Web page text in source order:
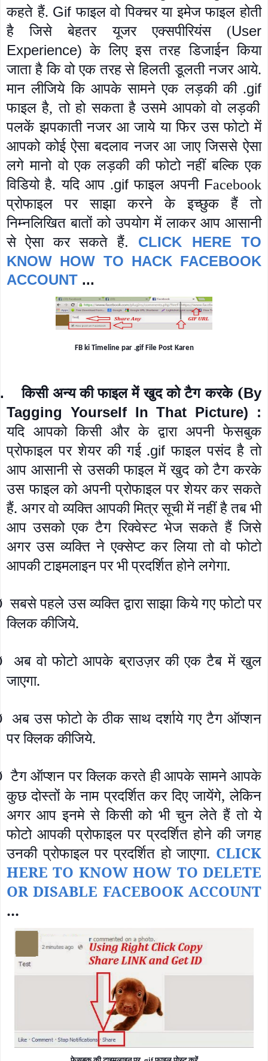
कहते हैं. Gif फाइल वो पिक्चर या इमेज फाइल होती
है जिसे बेहतर यूजर एक्सपीरियंस (User
Experience) के लिए इस तरह डिजाईन किया
जाता है कि वो एक तरह से हिलती डूलती नजर आये.
मान लीजिये कि आपके सामने एक लड़की की .gif
फाइल है, तो हो सकता है उसमे आपको वो लड़की
पलकें झपकाती नजर आ जाये या फिर उस फोटो में
आपको कोई ऐसा बदलाव नजर आ जाए जिससे ऐसा
लगे मानो वो एक लड़की की फोटो नहीं बल्कि एक
विडियो है. यदि आप .gif फाइल अपनी Facebook
प्रोफाइल पर साझा करने के इच्छुक हैं तो
निम्नलिखित बातों को उपयोग में लाकर आप आसानी
से ऐसा कर सकते हैं. CLICK HERE TO
KNOW HOW TO HACK FACEBOOK
ACCOUNT ...
FB ki Timeline par .gif File Post Karen
किसी अन्य की फाइल में खुद को टैग करके (By
Tagging Yourself In That Picture) :
यदि आपको किसी और के द्वारा अपनी फेसबुक
प्रोफाइल पर शेयर की गई .gif फाइल पसंद है तो
आप आसानी से उसकी फाइल में खुद को टैग करके
उस फाइल को अपनी प्रोफाइल पर शेयर कर सकते
हैं. अगर वो व्यक्ति आपकी मित्र सूची में नहीं है तब भी
आप उसको एक टैग रिक्वेस्ट भेज सकते हैं जिसे
अगर उस व्यक्ति ने एक्सेप्ट कर लिया तो वो फोटो
आपकी टाइमलाइन पर भी प्रदर्शित होने लगेगा.
सबसे पहले उस व्यक्ति द्वारा साझा किये गए फोटो पर
क्लिक कीजिये.
अब वो फोटो आपके ब्राउज़र की एक टैब में खुल
जाएगा.
अब उस फोटो के ठीक साथ दर्शाये गए टैग ऑप्शन
पर क्लिक कीजिये.
टैग ऑप्शन पर क्लिक करते ही आपके सामने आपके
कुछ दोस्तों के नाम प्रदर्शित कर दिए जायेंगे, लेकिन
अगर आप इनमे से किसी को भी चुन लेते हैं तो ये
फोटो आपकी प्रोफाइल पर प्रदर्शित होने की जगह
उनकी प्रोफाइल पर प्रदर्शित हो जाएगा. CLICK
HERE TO KNOW HOW TO DELETE
OR DISABLE FACEBOOK ACCOUNT
...